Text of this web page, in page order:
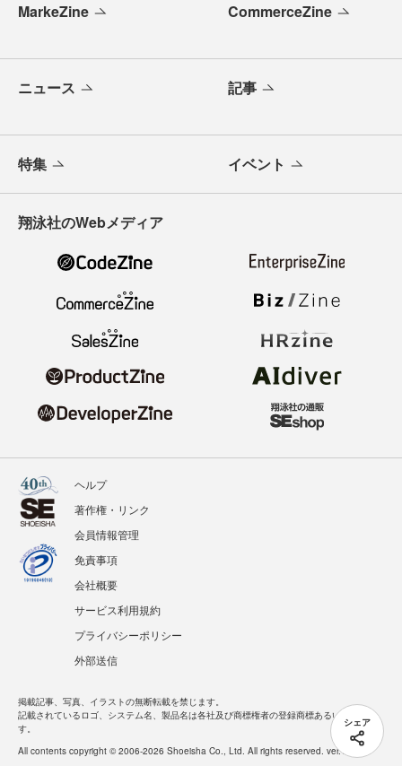
シェア
MarkeZine CommerceZine
ニュース 記事
特集 イベント
翔泳社のWebメディア
ヘルプ
著作権・リンク
会員情報管理
免責事項
会社概要
サービス利用規約
プライバシーポリシー
外部送信
掲載記事、写真、イラストの無断転載を禁じます。
記載されているロゴ、システム名、製品名は各社及び商標権者の登録商標あるいは商標で
す。
All contents copyright © 2006-2026 Shoeisha Co., Ltd. All rights reserved. ver.1.5